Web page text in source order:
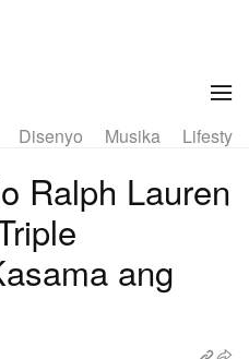
Disenyo Musika Lifestyle
Ralph Lauren
ang